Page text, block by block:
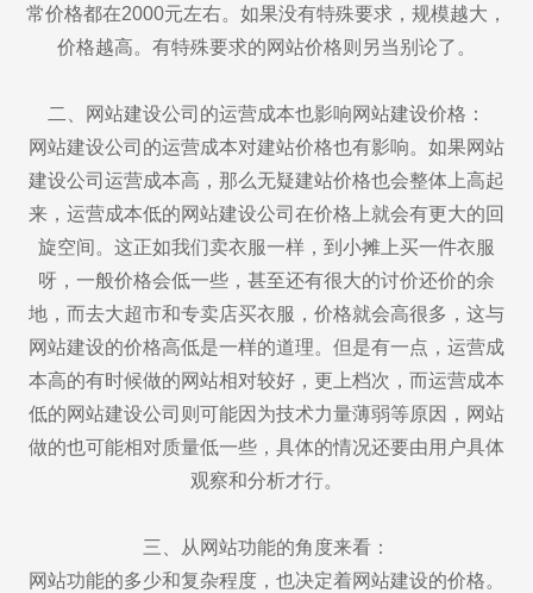
常价格都在2000元左右。如果没有特殊要求，规模越大，
价格越高。有特殊要求的网站价格则另当别论了。
二、网站建设公司的运营成本也影响网站建设价格：
网站建设公司的运营成本对建站价格也有影响。如果网站
建设公司运营成本高，那么无疑建站价格也会整体上高起
来，运营成本低的网站建设公司在价格上就会有更大的回
旋空间。这正如我们卖衣服一样，到小摊上买一件衣服
呀，一般价格会低一些，甚至还有很大的讨价还价的余
地，而去大超市和专卖店买衣服，价格就会高很多，这与
网站建设的价格高低是一样的道理。但是有一点，运营成
本高的有时候做的网站相对较好，更上档次，而运营成本
低的网站建设公司则可能因为技术力量薄弱等原因，网站
做的也可能相对质量低一些，具体的情况还要由用户具体
观察和分析才行。
三、从网站功能的角度来看：
网站功能的多少和复杂程度，也决定着网站建设的价格。